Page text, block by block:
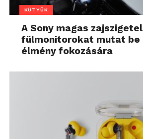
KÜTYÜK
A Sony magas
fülmonitorokat mutat be
élmény fokozására